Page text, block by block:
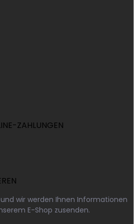
ZAHLUNGEN
und wir werden Ihnen Informationen
E-Shop zusenden.